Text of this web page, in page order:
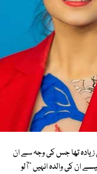
زیادہ تھا جس کی وجہ سے ان
ان کی والدہ انہیں ''آلو